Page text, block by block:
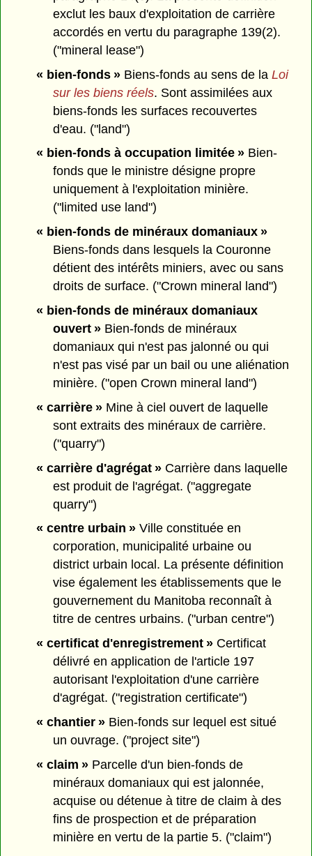
exclut les baux d'exploitation de carrière
accordés en vertu du paragraphe 139(2).
("mineral lease")
« bien-fonds »Biens-fonds au sens de la Loi
sur les biens réels. Sont assimilées aux
biens-fonds les surfaces recouvertes
d'eau. ("land")
« bien-fonds à occupation limitée »Bien-
fonds que le ministre désigne propre
uniquement à l'exploitation minière.
("limited use land")
« bien-fonds de minéraux domaniaux »
Biens-fonds dans lesquels la Couronne
détient des intérêts miniers, avec ou sans
droits de surface. ("Crown mineral land")
« bien-fonds de minéraux domaniaux
ouvert » Bien-fonds de minéraux
domaniaux qui n'est pas jalonné ou qui
n'est pas visé par un bail ou une aliénation
minière. ("open Crown mineral land")
« carrière »Mine à ciel ouvert de laquelle
sont extraits des minéraux de carrière.
("quarry")
« carrière d'agrégat »Carrière dans laquelle
est produit de l'agrégat. ("aggregate
quarry")
« centre urbain »Ville constituée en
corporation, municipalité urbaine ou
district urbain local. La présente définition
vise également les établissements que le
gouvernement du Manitoba reconnaît à
titre de centres urbains. ("urban centre")
« certificat d'enregistrement »Certificat
délivré en application de l'article 197
autorisant l'exploitation d'une carrière
d'agrégat. ("registration certificate")
« chantier »Bien-fonds sur lequel est situé
un ouvrage. ("project site")
« claim »Parcelle d'un bien-fonds de
minéraux domaniaux qui est jalonnée,
acquise ou détenue à titre de claim à des
fins de prospection et de préparation
minière en vertu de la partie 5. ("claim")